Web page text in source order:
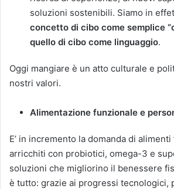
soluzioni sostenibili. Siamo in
concetto di cibo come semplice
quello di cibo come linguaggio.
Oggi mangiare è un atto culturale e
nostri valori.
Alimentazione funzionale e
E’ in incremento la domanda di
arricchiti con probiotici, omega-3 e
soluzioni che migliorino il benessere
è tutto: grazie ai progressi tecnologici,